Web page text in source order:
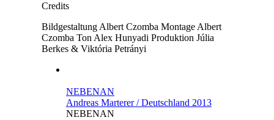
Credits
Bildgestaltung Albert Czomba Montage Albert
Czomba Ton Alex Hunyadi Produktion Júlia
Berkes & Viktória Petrányi
NEBENAN
Andreas Marterer / Deutschland 2013
NEBENAN